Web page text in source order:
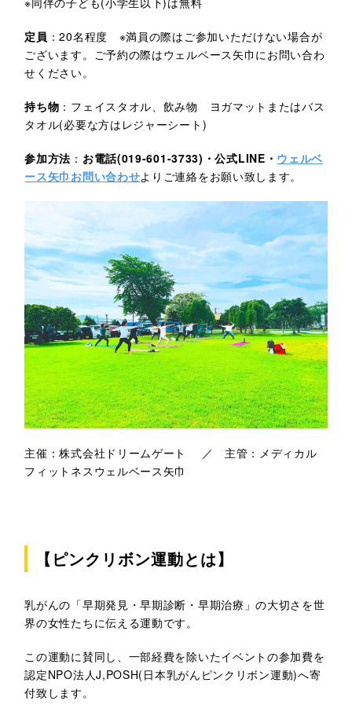
定員 ：20名程度 ※満員の際はご参加いただけない場合が
ございます。ご予約の際はウェルベース矢巾にお問い合わ
せください。
持ち物 ：フェイスタオル、飲み物 ヨガマットまたはバス
タオル(必要な方はレジャーシート)
参加方法 ： お電話(019-601-3733)・公式LINE・ ウェルベ
ース矢巾お問い合わせよりご連絡をお願い致します。
主催：株式会社ドリームゲート ／ 主管：メディカル
フィットネスウェルベース矢巾
【ピンクリボン運動とは】
乳がんの「早期発見・早期診断・早期治療」の大切さを世
界の女性たちに伝える運動です。
この運動に賛同し、一部経費を除いたイベントの参加費を
認定NPO法人J,POSH(日本乳がんピンクリボン運動)へ寄
付致します。